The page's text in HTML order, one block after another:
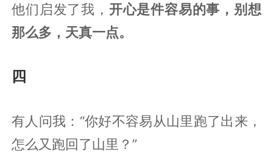
他们启发了我， 开心是件容易的事，别想
那么多，天真一点。
四
有人问我：“你好不容易从山里跑了出来，
怎么又跑回了山里？”